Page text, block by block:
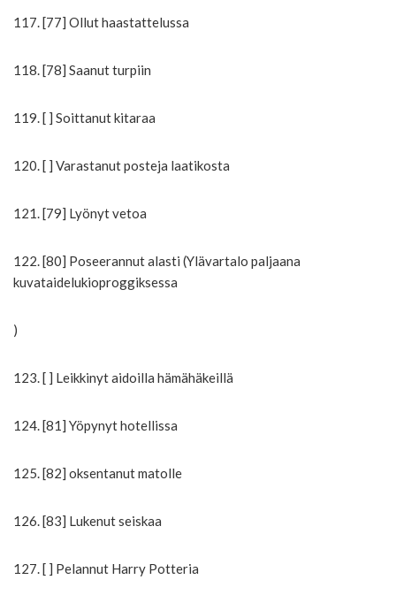
117. [77] Ollut haastattelussa
118. [78] Saanut turpiin
119. [ ] Soittanut kitaraa
120. [ ] Varastanut posteja laatikosta
121. [79] Lyönyt vetoa
122. [80] Poseerannut alasti (Ylävartalo paljaana
kuvataidelukioproggiksessa
)
123. [ ] Leikkinyt aidoilla hämähäkeillä
124. [81] Yöpynyt hotellissa
125. [82] oksentanut matolle
126. [83] Lukenut seiskaa
127. [ ] Pelannut Harry Potteria